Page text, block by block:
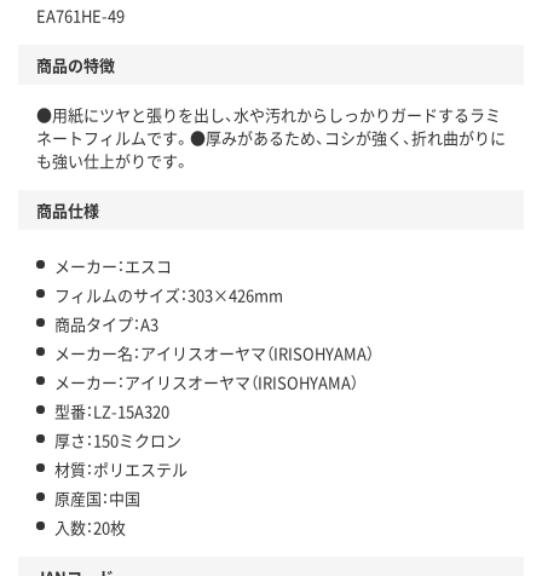
EA761HE-49
商品の特徴
●用紙にツヤと張りを出し、水や汚れからしっかりガードするラミ
ネートフィルムです。●厚みがあるため、コシが強く、折れ曲がりに
も強い仕上がりです。
商品仕様
メーカー：エスコ
フィルムのサイズ：303×426mm
商品タイプ：A3
メーカー名：アイリスオーヤマ（IRISOHYAMA）
メーカー：アイリスオーヤマ（IRISOHYAMA）
型番：LZ-15A320
厚さ：150ミクロン
材質：ポリエステル
原産国：中国
入数：20枚